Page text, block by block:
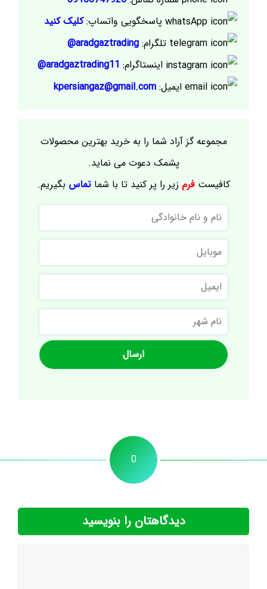
پاسخگویی واتساپ:کلیک کنید
تلگرام: aradgaztrading@
اینستاگرام: aradgaztrading11@
ایمیل: kpersiangaz@gmail.com
مجموعه گز آراد شما را به خرید بهترین محصولات
پشمک دعوت می نماید.
کافیستفرم زیر را پر کنید تا با شماتماس بگیریم.
نام
و
نام
خانوادگی
موبایل
ایمیل
نام
شهر
0
دیدگاهتان را بنویسید